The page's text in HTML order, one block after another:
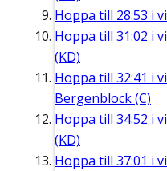
Hoppa till 28:53 i
Hoppa till 31:02 i
(KD)
Hoppa till 32:41 i
Bergenblock (C)
Hoppa till 34:52 i
(KD)
Hoppa till 37:01 i